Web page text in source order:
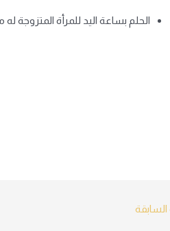
الحلم بساعة اليد للمرأة المتزوجة
السابقة